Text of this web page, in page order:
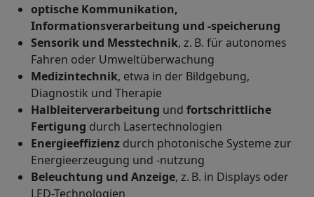
optische Kommunikation,
Informationsverarbeitung und -speicherung
Sensorik und Messtechnik, z. B. für autonomes
Fahren oder Umweltüberwachung
Medizintechnik, etwa in der Bildgebung,
Diagnostik und Therapie
Halbleiterverarbeitung und fortschrittliche
Fertigung durch Lasertechnologien
Energieeffizienz durch photonische Systeme zur
Energieerzeugung und -nutzung
Beleuchtung und Anzeige, z. B. in Displays oder
LED-Technologien